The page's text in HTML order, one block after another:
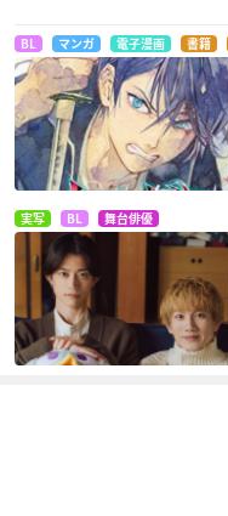
BL マンガ 電子漫画 書籍
実写 BL 舞台俳優